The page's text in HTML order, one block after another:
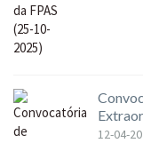
12-04-